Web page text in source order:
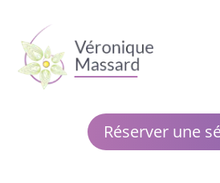
Réserver une